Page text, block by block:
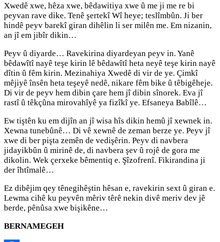
Xwedê xwe, hêza xwe, bêdawitiya xwe û me ji me re bi
peyvan rave dike. Tenê şertekî Wî heye; teslîmbûn. Ji ber
hindê peyv barekî giran dihêlin li ser milên me. Em nizanin,
an jî em jibîr dikin…
Peyv û diyarde… Ravekirina diyardeyan peyv in. Yanê
bêdawîtî nayê teşe kirin lê bêdawîtî heta neyê teşe kirin nayê
dîtin û fêm kirin. Mezinahiya Xwedê di vir de ye. Çimkî
mêjiyê însên heta teşeyê nedê, nikare fêm bike û têbigêheje.
Di vir de peyv hem dibin çare hem jî dibin sînorek. Eva jî
rastî û têkçûna mirovahîyê ya fizîkî ye. Efsaneya Babîlê…
Ew tiştên ku em dijîn an jî wisa hîs dikin hemû jî xewnek in.
Xewna tunebûnê… Di vê xewnê de zeman berze ye. Peyv jî
xwe di ber pişta zemên de vedişêrin. Peyv di navbera
jidayikbûn û mirinê de, di navbera şev û rojê de gora me
dikolin. Wek çerxeke bêmentiq e. Şîzofrenî. Fikirandina ji
der îhtîmalê…
Ez dibêjim qey tênegihêştin hêsan e, ravekirin sext û giran e.
Lewma cihê ku peyvên mêriv têrê nekin divê meriv dev jê
berde, pênûsa xwe bişikêne…
BERNAMEGEH